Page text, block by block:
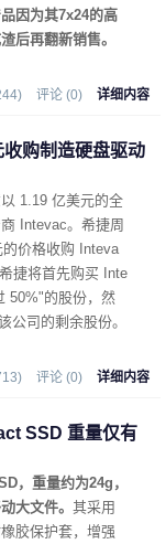
因为其7x24的高
后再翻新销售。
评论 (0) 详细内容
购制造硬盘驱动
以 1.19 亿美元的全
Intevac。希捷周
价格收购 Inteva
捷将首先购买 Inte
50%"的股份，然
公司的剩余股份。
评论 (0) 详细内容
SSD 重量仅有
，重量约为24g，
大文件。 其采用
胶保护套，增强